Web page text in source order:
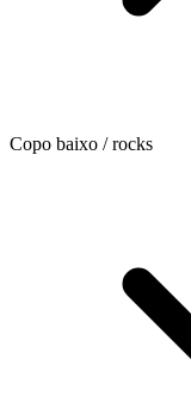
Copo baixo / rocks